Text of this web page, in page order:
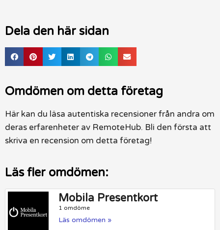
Dela den här sidan
Omdömen om detta företag
Här kan du läsa autentiska recensioner från andra om
deras erfarenheter av RemoteHub. Bli den första att
skriva en recension om detta företag!
Läs fler omdömen:
Mobila Presentkort
1 omdöme
Läs omdömen »